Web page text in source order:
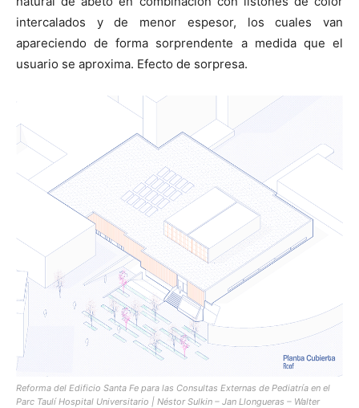
intercalados y de menor espesor, los cuales van
apareciendo de forma sorprendente a medida que el
usuario se aproxima. Efecto de sorpresa.
Reforma del Edificio Santa Fe para las Consultas Externas de Pediatría en el
Parc Taulí Hospital Universitario | Néstor Sulkin – Jan Llongueras – Walter